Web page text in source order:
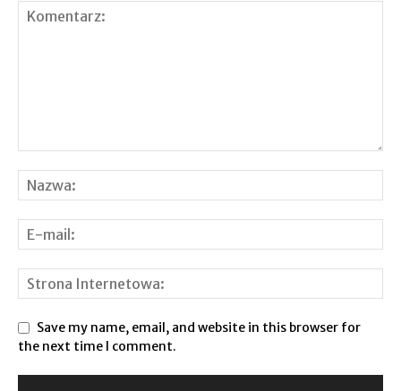
Save my name, email, and website in this browser for
the next time I comment.